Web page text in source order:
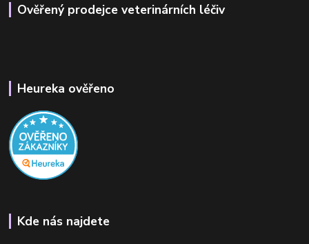
Ověřený prodejce veterinárních léčiv
Heureka ověřeno
Kde nás najdete